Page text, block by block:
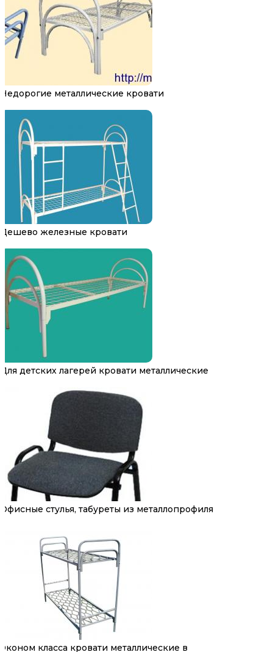
Недорогие металлические кровати
Дешево железные кровати
Для детских лагерей кровати металлические
Офисные стулья, табуреты из металлопрофиля
Эконом класса кровати металлические в